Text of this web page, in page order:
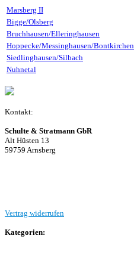
Marsberg II
Bigge/Olsberg
Bruchhausen/Elleringhausen
Hoppecke/Messinghausen/Bontkirchen
Siedlinghausen/Silbach
Nuhnetal
Kontakt:
Schulte & Stratmann GbR
Alt Hüsten 13
59759 Arnsberg
Vertrag widerrufen
Kategorien: